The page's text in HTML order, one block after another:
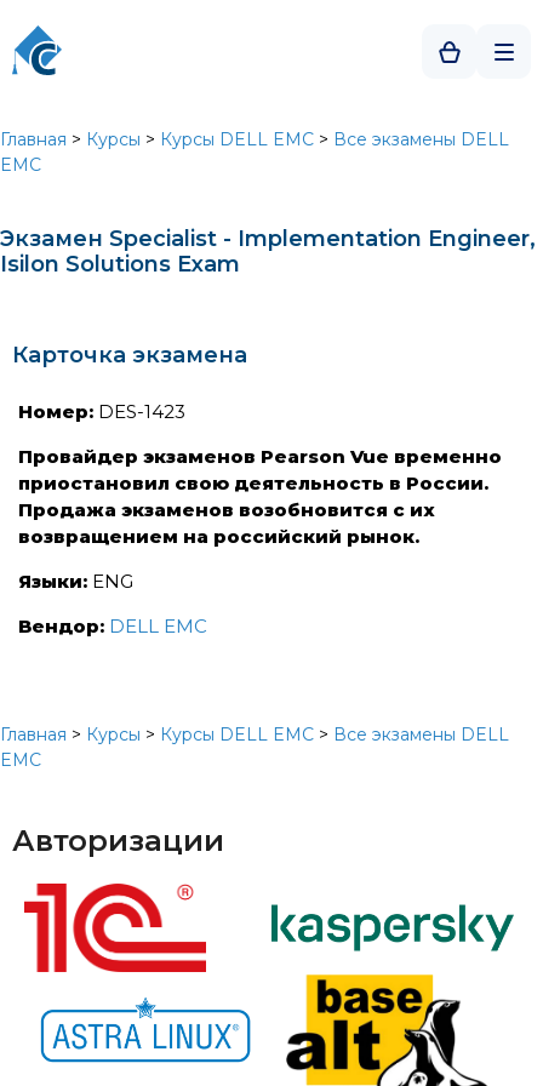
Главная > Курсы > Курсы DELL EMC > Все экзамены DELL
EMC
Экзамен Specialist - Implementation Engineer,
Isilon Solutions Exam
Карточка экзамена
Номер: DES-1423
Провайдер экзаменов Pearson Vue временно
приостановил свою деятельность в России.
Продажа экзаменов возобновится с их
возвращением на российский рынок.
Языки: ENG
Вендор: DELL EMC
Главная > Курсы > Курсы DELL EMC > Все экзамены DELL
EMC
Авторизации